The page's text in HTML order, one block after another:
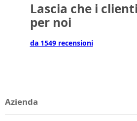
Lascia che i
per noi
da 1549 recensioni
Azienda